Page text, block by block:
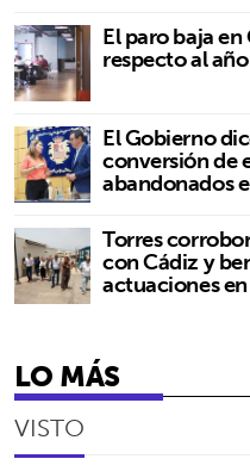
El paro baja
respecto al
El Gobierno
conversión de
abandonados
Torres
con Cádiz y
actuaciones
LO MÁS
VISTO